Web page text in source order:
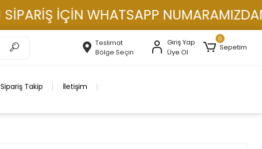
İÇİN WHATSAPP NUMARAMIZDAN
Teslimat
Bölge Seçin
Giriş Yap
Üye Ol
0
Sepetim
Sipariş Takip İletişim